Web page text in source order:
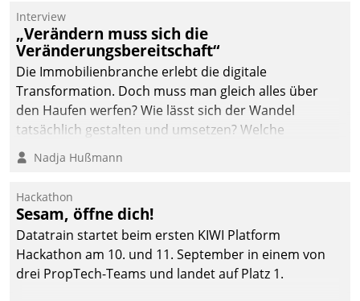
Die monatlichen
Mitteilungen zum
Heizungs- und
Wasserverbrauch gehen
automatisiert, vollständig
und auf Wunsch über
mehrere zuvor
Kommunikationswege bei
Interview
„Verändern muss sich die
Veränderungsbereitschaft“
Die Immobilienbranche erlebt die digitale
Transformation. Doch muss man gleich alles über
den Haufen werfen? Wie lässt sich der Wandel
tatsächlich gestalten und umsetzen? Welche
Argumente zählen wirklich?
Nadja Hußmann
Hackathon
Sesam, öffne dich!
Datatrain startet beim ersten KIWI Platform
Hackathon am 10. und 11. September in einem von
drei PropTech-Teams und landet auf Platz 1.